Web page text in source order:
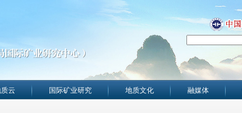
云 国际矿业研究 地质文化 融媒体